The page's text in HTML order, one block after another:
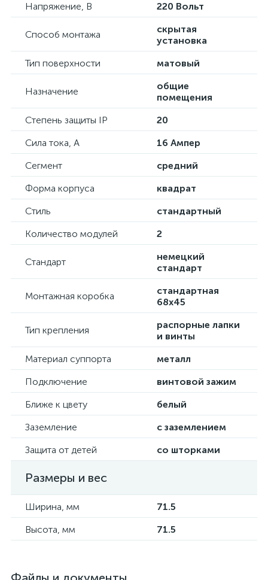
Напряжение, В 220 Вольт
Способ монтажа
скрытая
установка
Тип поверхности
матовый
Назначение
общие
помещения
Степень защиты IP
20
Сила тока, А
16 Ампер
Сегмент
средний
Форма корпуса
квадрат
Стиль
стандартный
Количество модулей
2
Стандарт
немецкий
стандарт
Монтажная коробка
стандартная
68х45
Тип крепления
распорные лапки
и винты
Материал суппорта
металл
Подключение
винтовой зажим
Ближе к цвету
белый
Заземление
с заземлением
Защита от детей
со шторками
Размеры и вес
Ширина, мм
71.5
Высота, мм
71.5